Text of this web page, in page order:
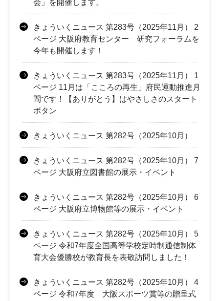
会」を開催します。
きょういくニュース 第283号（2025年11月） 2
ページ 大阪府教育センター 研究フォーラムを
今年も開催します！
きょういくニュース 第283号（2025年11月） 1
ページ 11月は「こころの再生」府民運動推進月
間です！【ありがとう】はやさしさのスタート
ボタン
きょういくニュース 第282号（2025年10月）
きょういくニュース 第282号（2025年10月） 7
ページ 大阪府立図書館の展示・イベント
きょういくニュース 第282号（2025年10月） 6
ページ 大阪府立博物館等の展示・イベント
きょういくニュース 第282号（2025年10月） 5
ページ 令和7年度全国高等学校定時制通信制体
育大会優勝校が教育長を表敬訪問しました！
きょういくニュース 第282号（2025年10月） 4
ページ 令和7年度 大阪スポーツ賞等の贈呈式